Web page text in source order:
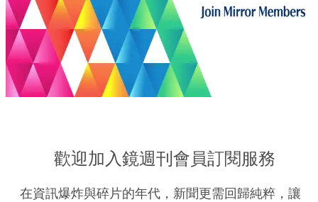
歡迎加入鏡週刊會員訂閱服務
在資訊爆炸與碎片的年代，新聞更需回歸純粹，讓